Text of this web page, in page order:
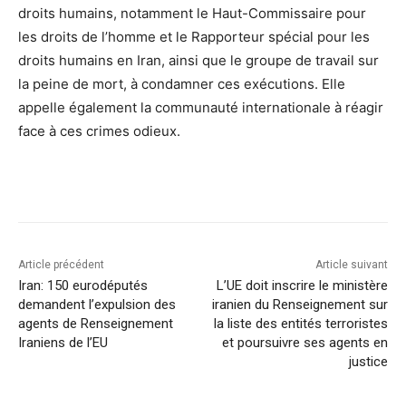
droits humains, notamment le Haut-Commissaire pour
les droits de l’homme et le Rapporteur spécial pour les
droits humains en Iran, ainsi que le groupe de travail sur
la peine de mort, à condamner ces exécutions. Elle
appelle également la communauté internationale à réagir
face à ces crimes odieux.
Article précédent
Iran: 150 eurodéputés
demandent l’expulsion des
agents de Renseignement
Iraniens de l’EU
Article suivant
L’UE doit inscrire le ministère
iranien du Renseignement sur
la liste des entités terroristes
et poursuivre ses agents en
justice